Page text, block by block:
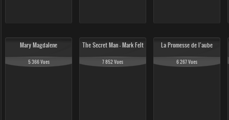
Mary Magdalene
5 366 Vues
The Secret Man - Mark Felt
7 852 Vues
La Promesse de l’aube
6 267 Vues